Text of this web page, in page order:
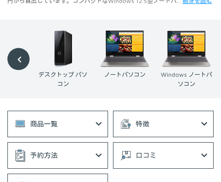
デスクトップ パソ
コン
ノートパソコン
Windows ノートパ
ソコン
商品一覧 特徴
予約方法 口コミ